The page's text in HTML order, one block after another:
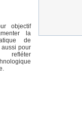
objectif
la
de
pour
refléter